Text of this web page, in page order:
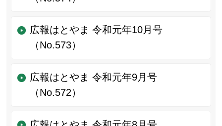
広報はとやま 令和元年10月号
（No.573）
広報はとやま 令和元年9月号
（No.572）